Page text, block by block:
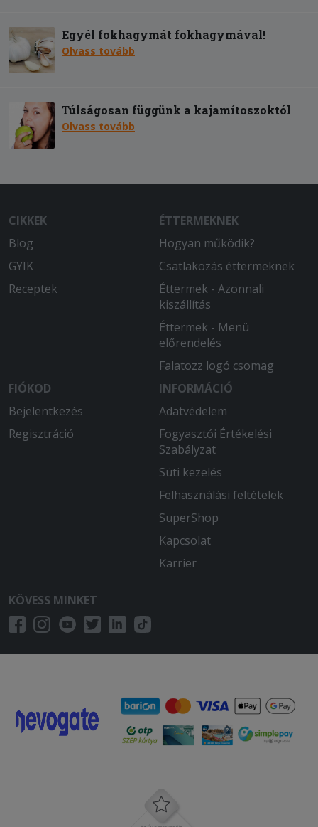
Egyél fokhagymát fokhagymával!
Olvass tovább
Túlságosan függünk a kajamítoszoktól
Olvass tovább
CIKKEK
Blog
GYIK
Receptek
ÉTTERMEKNEK
Hogyan működik?
Csatlakozás éttermeknek
Éttermek - Azonnali
kiszállítás
Éttermek - Menü
előrendelés
Falatozz logó csomag
FIÓKOD
Bejelentkezés
Regisztráció
INFORMÁCIÓ
Adatvédelem
Fogyasztói Értékelési
Szabályzat
Süti kezelés
Felhasználási feltételek
SuperShop
Kapcsolat
Karrier
KÖVESS MINKET